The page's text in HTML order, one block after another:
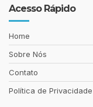
Acesso Rápido
Home
Sobre Nós
Contato
Política de Privacidade